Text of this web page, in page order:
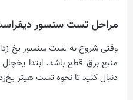
مراحل تست سنسور
وقتی شروع به تست سنسور یخ
منبع برق قطع باشد. ابتدا یخچال
دنبال کنید تا نحوه تست هیتر